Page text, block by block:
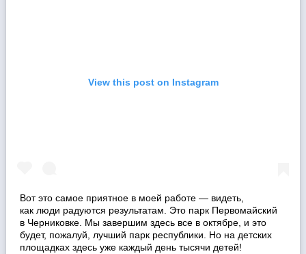
View this post on Instagram
Вот это самое приятное в моей работе — видеть,
как люди радуются результатам. Это парк Первомайский
в Черниковке. Мы завершим здесь все в октябре, и это
будет, пожалуй, лучший парк республики. Но на детских
площадках здесь уже каждый день тысячи детей!